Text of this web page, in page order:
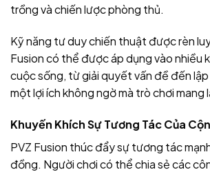
trồng và chiến lược phòng thủ.
Kỹ năng tư duy chiến thuật được rèn
Fusion có thể được áp dụng vào nhiều
cuộc sống, từ giải quyết vấn đề đến
một lợi ích không ngờ mà trò chơi mang
Khuyến Khích Sự Tương Tác Của
PVZ Fusion thúc đẩy sự tương tác
đồng. Người chơi có thể chia sẻ các